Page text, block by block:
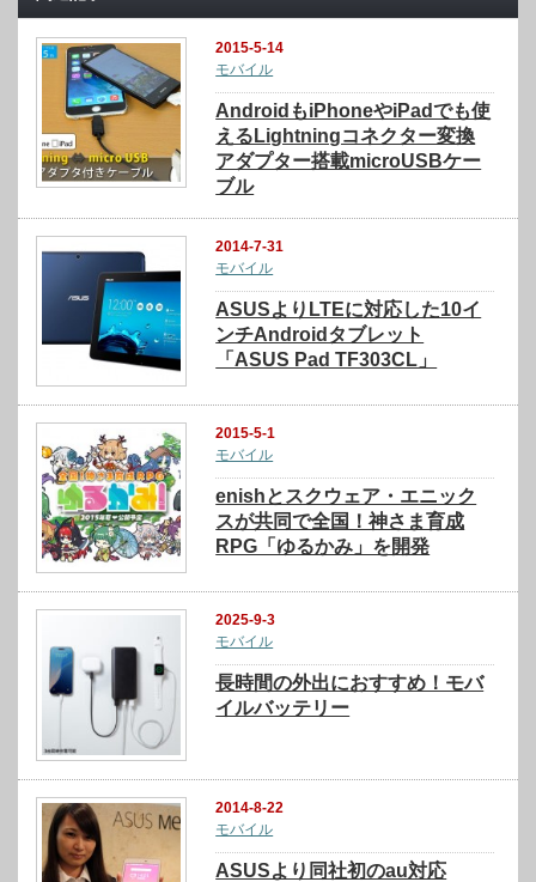
2015-5-14
モバイル
AndroidもiPhoneやiPadでも使
えるLightningコネクター変換
アダプター搭載microUSBケー
ブル
2014-7-31
モバイル
ASUSよりLTEに対応した10イ
ンチAndroidタブレット
「ASUS Pad TF303CL」
2015-5-1
モバイル
enishとスクウェア・エニック
スが共同で全国！神さま育成
RPG「ゆるかみ」を開発
2025-9-3
モバイル
長時間の外出におすすめ！モバ
イルバッテリー
2014-8-22
モバイル
ASUSより同社初のau対応